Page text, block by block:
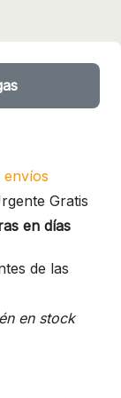
envíos
Gratis
en días
de las
en stock